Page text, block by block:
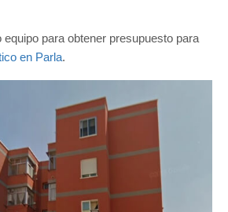
equipo para obtener presupuesto para
en Parla.